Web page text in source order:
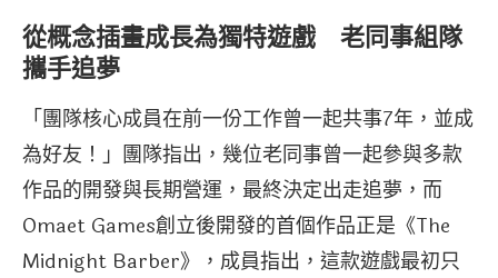
從概念插畫成長為獨特遊戲 老同事組隊
攜手追夢
「團隊核心成員在前一份工作曾一起共事7年，並成
為好友！」團隊指出，幾位老同事曾一起參與多款
作品的開發與長期營運，最終決定出走追夢，而
Omaet Games創立後開發的首個作品正是《The
Midnight Barber》，成員指出，這款遊戲最初只